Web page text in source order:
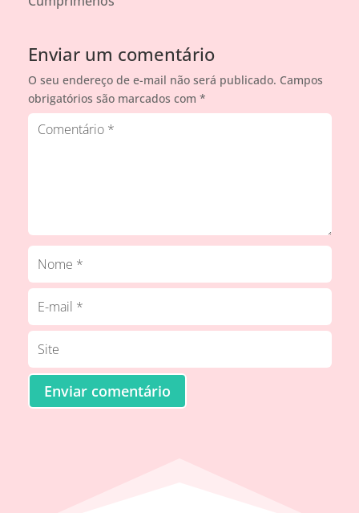
Enviar um comentário
O seu endereço de e-mail não será publicado. Campos
obrigatórios são marcados com *
Enviar comentário